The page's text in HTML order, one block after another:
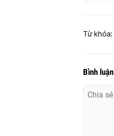
Từ khóa:
Bình luận